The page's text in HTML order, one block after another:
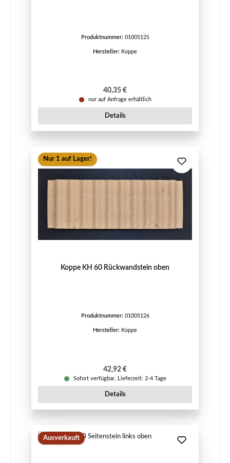
Produktnummer: 01005125
Hersteller: Koppe
Regulärer Preis:
40,35 €
nur auf Anfrage erhältlich
Details
Nur 1 auf Lager!
Koppe KH 60 Rückwandstein oben
Produktnummer: 01005126
Hersteller: Koppe
Regulärer Preis:
42,92 €
Sofort verfügbar, Lieferzeit: 2-4 Tage
Details
Ausverkauft